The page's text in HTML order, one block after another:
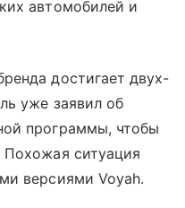
автомобилей и
достигает двух-
уже заявил об
программы, чтобы
ситуация
версиями Voyah.